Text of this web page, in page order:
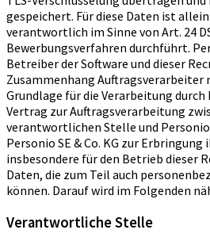
gespeichert. Für diese Daten ist
verantwortlich im Sinne von Art. 24
Bewerbungsverfahren durchführt.
Betreiber der Software und dieser
Zusammenhang Auftragsverarbeiter
Grundlage für die Verarbeitung
Vertrag zur Auftragsverarbeitung
verantwortlichen Stelle und
Personio SE & Co. KG zur
insbesondere für den Betrieb dieser
Daten, die zum Teil auch
können. Darauf wird im Folgenden
Verantwortliche Stelle